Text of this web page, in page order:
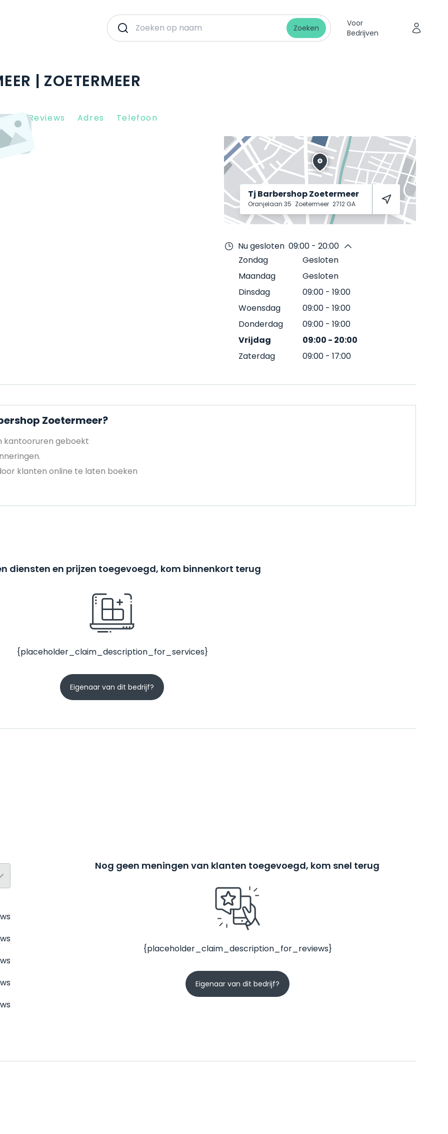
Zoeken
Voor
Bedrijven
| ZOETERMEER
Reviews Adres Telefoon
Tj Barbershop Zoetermeer
Oranjelaan 35 Zoetermeer 2712 GA
Nu gesloten 09:00 - 20:00
Zondag
Gesloten
Maandag
Gesloten
Dinsdag
09:00 - 19:00
Woensdag
09:00 - 19:00
Donderdag
09:00 - 19:00
Vrijdag
09:00 - 20:00
Zaterdag
09:00 - 17:00
Zoetermeer?
kantooruren geboekt
klanten online te laten boeken
diensten en prijzen toegevoegd, kom binnenkort terug
{placeholder_claim_description_for_services}
Eigenaar van dit bedrijf?
Nog geen meningen van klanten toegevoegd, kom snel terug
{placeholder_claim_description_for_reviews}
Eigenaar van dit bedrijf?